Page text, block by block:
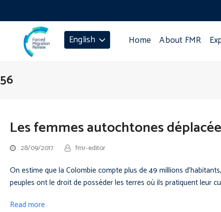
English Home About FMR
56
Les femmes autochtones
28/09/2017 fmr-editor
On estime que la Colombie compte plus de 49 millions
peuples ont le droit de posséder les terres où ils pratiquent leur
Read more